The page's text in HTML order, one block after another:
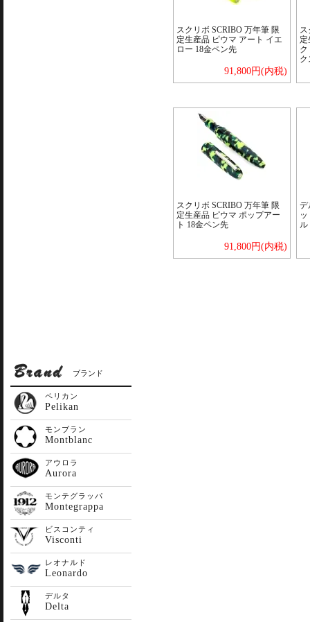
スクリボ SCRIBO 万年筆 限
定生産品 ピウマ アート イエ
ロー 18金ペン先
91,800円(内税)
ス
定
ク
ク
スクリボ SCRIBO 万年筆 限
定生産品 ピウマ ポップアー
ト 18金ペン先
91,800円(内税)
デ
ル
ブランド
ペリカン
Pelikan
モンブラン
Montblanc
アウロラ
Aurora
モンテグラッパ
Montegrappa
ビスコンティ
Visconti
レオナルド
Leonardo
デルタ
Delta